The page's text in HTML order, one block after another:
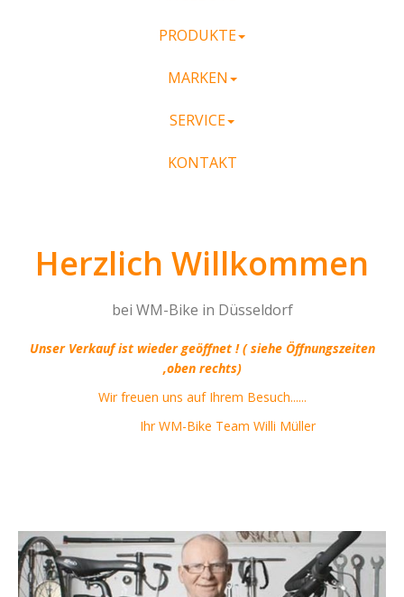
PRODUKTE
MARKEN
SERVICE
KONTAKT
Herzlich Willkommen
bei WM-Bike in Düsseldorf
Unser Verkauf ist wieder geöffnet ! ( siehe Öffnungszeiten
,oben rechts)
Wir freuen uns auf Ihrem Besuch......
Ihr WM-Bike Team Willi Müller